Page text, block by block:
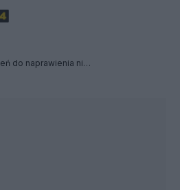
Demokracja –nie ma uprawnień do naprawienia niezawisłych zbrodni